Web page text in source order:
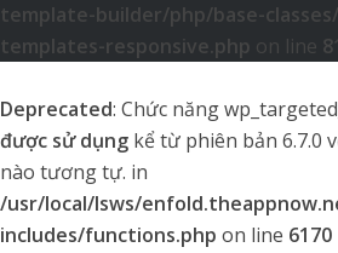
template-builder/php/base-
templates-responsive.php on line
Deprecated: Chức năng
được sử dụng kể từ phiên bản 6.7.0
nào tương tự. in
/usr/local/lsws/
includes/functions.php on line 6170